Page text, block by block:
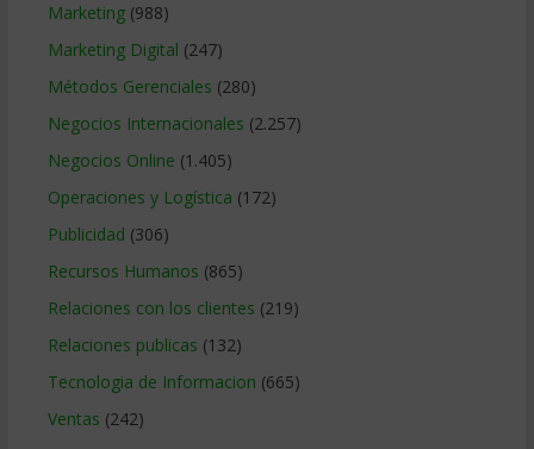
Marketing(988)
Marketing Digital (247)
Métodos Gerenciales (280)
Negocios Internacionales (2.257)
Negocios Online (1.405)
Operaciones y Logística (172)
Publicidad (306)
Recursos Humanos (865)
Relaciones con los clientes (219)
Relaciones publicas (132)
Tecnologia de Informacion (665)
Ventas (242)